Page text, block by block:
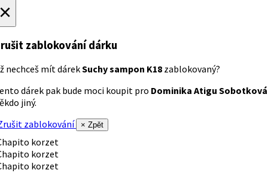
zablokování dárku
nechceš mít dárekSuchy sampon K18 zablokovaný?
dárek pak bude moci koupit pro Dominika Atigu Sobotková
jiný.
zablokování
× Zpět